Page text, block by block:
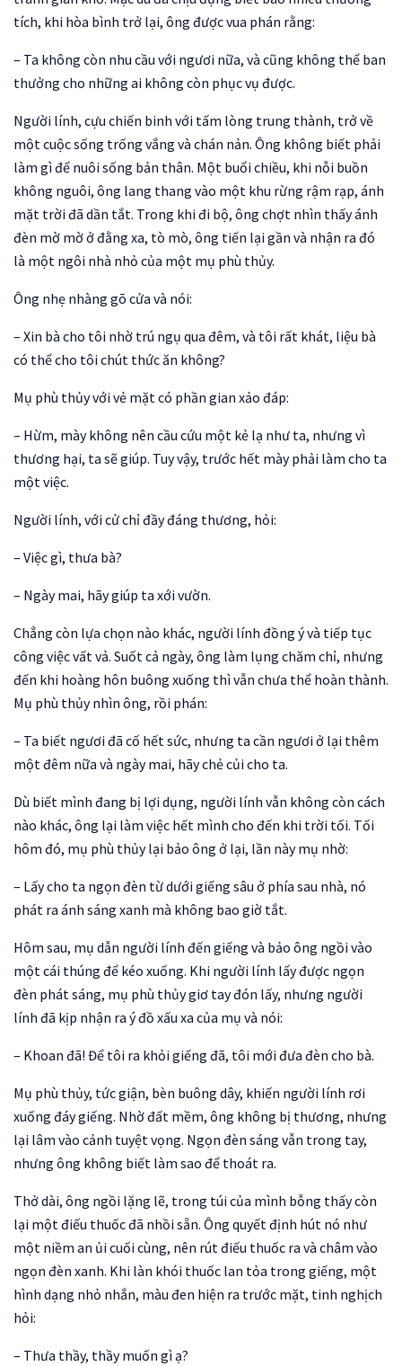
tích, khi hòa bình trở lại, ông được vua phán rằng:
– Ta không còn nhu cầu với ngươi nữa, và cũng không thể ban
thưởng cho những ai không còn phục vụ được.
Người lính, cựu chiến binh với tấm lòng trung thành, trở về
một cuộc sống trống vắng và chán nản. Ông không biết phải
làm gì để nuôi sống bản thân. Một buổi chiều, khi nỗi buồn
không nguôi, ông lang thang vào một khu rừng rậm rạp, ánh
mặt trời đã dần tắt. Trong khi đi bộ, ông chợt nhìn thấy ánh
đèn mờ mờ ở đằng xa, tò mò, ông tiến lại gần và nhận ra đó
là một ngôi nhà nhỏ của một mụ phù thủy.
Ông nhẹ nhàng gõ cửa và nói:
– Xin bà cho tôi nhờ trú ngụ qua đêm, và tôi rất khát, liệu bà
có thể cho tôi chút thức ăn không?
Mụ phù thủy với vẻ mặt có phần gian xảo đáp:
– Hừm, mày không nên cầu cứu một kẻ lạ như ta, nhưng vì
thương hại, ta sẽ giúp. Tuy vậy, trước hết mày phải làm cho ta
một việc.
Người lính, với cử chỉ đầy đáng thương, hỏi:
– Việc gì, thưa bà?
– Ngày mai, hãy giúp ta xới vườn.
Chẳng còn lựa chọn nào khác, người lính đồng ý và tiếp tục
công việc vất vả. Suốt cả ngày, ông làm lụng chăm chỉ, nhưng
đến khi hoàng hôn buông xuống thì vẫn chưa thể hoàn thành.
Mụ phù thủy nhìn ông, rồi phán:
– Ta biết ngươi đã cố hết sức, nhưng ta cần ngươi ở lại thêm
một đêm nữa và ngày mai, hãy chẻ củi cho ta.
Dù biết mình đang bị lợi dụng, người lính vẫn không còn cách
nào khác, ông lại làm việc hết mình cho đến khi trời tối. Tối
hôm đó, mụ phù thủy lại bảo ông ở lại, lần này mụ nhờ:
– Lấy cho ta ngọn đèn từ dưới giếng sâu ở phía sau nhà, nó
phát ra ánh sáng xanh mà không bao giờ tắt.
Hôm sau, mụ dẫn người lính đến giếng và bảo ông ngồi vào
một cái thúng để kéo xuống. Khi người lính lấy được ngọn
đèn phát sáng, mụ phù thủy giơ tay đón lấy, nhưng người
lính đã kịp nhận ra ý đồ xấu xa của mụ và nói:
– Khoan đã! Để tôi ra khỏi giếng đã, tôi mới đưa đèn cho bà.
Mụ phù thủy, tức giận, bèn buông dây, khiến người lính rơi
xuống đáy giếng. Nhờ đất mềm, ông không bị thương, nhưng
lại lâm vào cảnh tuyệt vọng. Ngọn đèn sáng vẫn trong tay,
nhưng ông không biết làm sao để thoát ra.
Thở dài, ông ngồi lặng lẽ, trong túi của mình bỗng thấy còn
lại một điếu thuốc đã nhồi sẵn. Ông quyết định hút nó như
một niềm an ủi cuối cùng, nên rút điếu thuốc ra và châm vào
ngọn đèn xanh. Khi làn khói thuốc lan tỏa trong giếng, một
hình dạng nhỏ nhắn, màu đen hiện ra trước mặt, tinh nghịch
hỏi:
– Thưa thầy, thầy muốn gì ạ?